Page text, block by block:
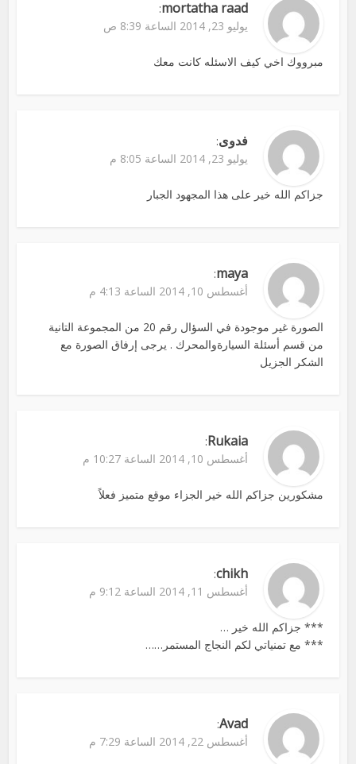
mortatha raad
:
يوليو 23, 2014 الساعة 8:39 ص
مبرووك اخي كيف الاسئله كانت معك
فدوى:
يوليو 23, 2014 الساعة 8:05 م
جزاكم الله خير على هذا المجهود الجبار
maya
:
أغسطس 10, 2014 الساعة 4:13 م
الصورة غير موجودة في السؤال رقم 20 من المجموعة التانية
من قسم أسئلة السيارةوالمحرك . يرجى إرفاق الصورة مع
الشكر الجزيل
Rukaia
:
أغسطس 10, 2014 الساعة 10:27 م
مشكورين جزاكم الله خير الجزاء موقع متميز فعلاً
chikh
:
أغسطس 11, 2014 الساعة 9:12 م
*** جزاكم الله خير …
*** مع تمنياتي لكم النجاج المستمر……
Avad
:
أغسطس 22, 2014 الساعة 7:29 م